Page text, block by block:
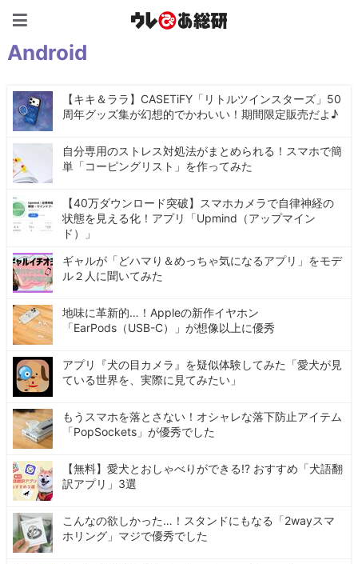
Android
【キキ＆ララ】CASETiFY「リトルツインスターズ」50
周年グッズ集が幻想的でかわいい！期間限定販売だよ♪
自分専用のストレス対処法がまとめられる！スマホで簡
単「コーピングリスト」を作ってみた
【40万ダウンロード突破】スマホカメラで自律神経の
状態を見える化！アプリ「Upmind（アップマイン
ド）」
ギャルが「どハマり＆めっちゃ気になるアプリ」をモデ
ル２人に聞いてみた
地味に革新的…！Appleの新作イヤホン
「EarPods（USB-C）」が想像以上に優秀
アプリ『犬の目カメラ』を疑似体験してみた「愛犬が見
ている世界を、実際に見てみたい」
もうスマホを落とさない！オシャレな落下防止アイテム
「PopSockets」が優秀でした
【無料】愛犬とおしゃべりができる!? おすすめ「犬語翻
訳アプリ」3選
こんなの欲しかった…！スタンドにもなる「2wayスマ
ホリング」マジで優秀でした